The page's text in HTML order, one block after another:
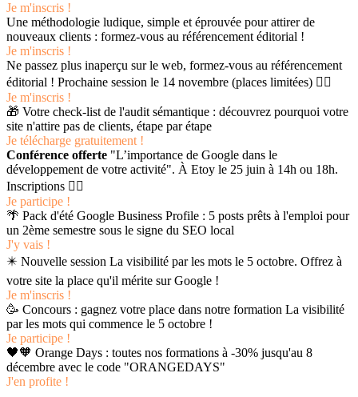
Je m'inscris !
Une méthodologie ludique, simple et éprouvée pour attirer de
nouveaux clients : formez-vous au référencement éditorial !
Je m'inscris !
Ne passez plus inaperçu sur le web, formez-vous au référencement
éditorial ! Prochaine session le 14 novembre (places limitées) 👉🏻
Je m'inscris !
🎁 Votre check-list de l'audit sémantique : découvrez pourquoi votre
site n'attire pas de clients, étape par étape
Je télécharge gratuitement !
Conférence offerte "L’importance de Google dans le
développement de votre activité". À Etoy le 25 juin à 14h ou 18h.
Inscriptions 👉🏻
Je participe !
🌴 Pack d'été Google Business Profile : 5 posts prêts à l'emploi pour
un 2ème semestre sous le signe du SEO local
J'y vais !
✴️ Nouvelle session La visibilité par les mots le 5 octobre. Offrez à
votre site la place qu'il mérite sur Google !
Je m'inscris !
🥳 Concours : gagnez votre place dans notre formation La visibilité
par les mots qui commence le 5 octobre !
Je participe !
🖤🧡 Orange Days : toutes nos formations à -30% jusqu'au 8
décembre avec le code "ORANGEDAYS"
J'en profite !